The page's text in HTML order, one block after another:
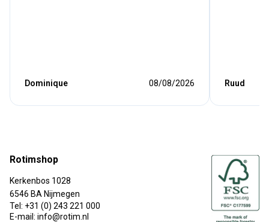
Dominique 08/08/2026 Ruud
Rotimshop
Kerkenbos 1028
6546 BA Nijmegen
Tel: +31 (0) 243 221 000
E-mail: info@rotim.nl